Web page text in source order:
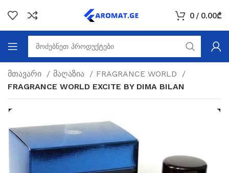
0 / 0.00₾
მთავარი მაღაზია
FRAGRANCE WORLD
FRAGRANCE WORLD EXCITE BY DIMA BILAN